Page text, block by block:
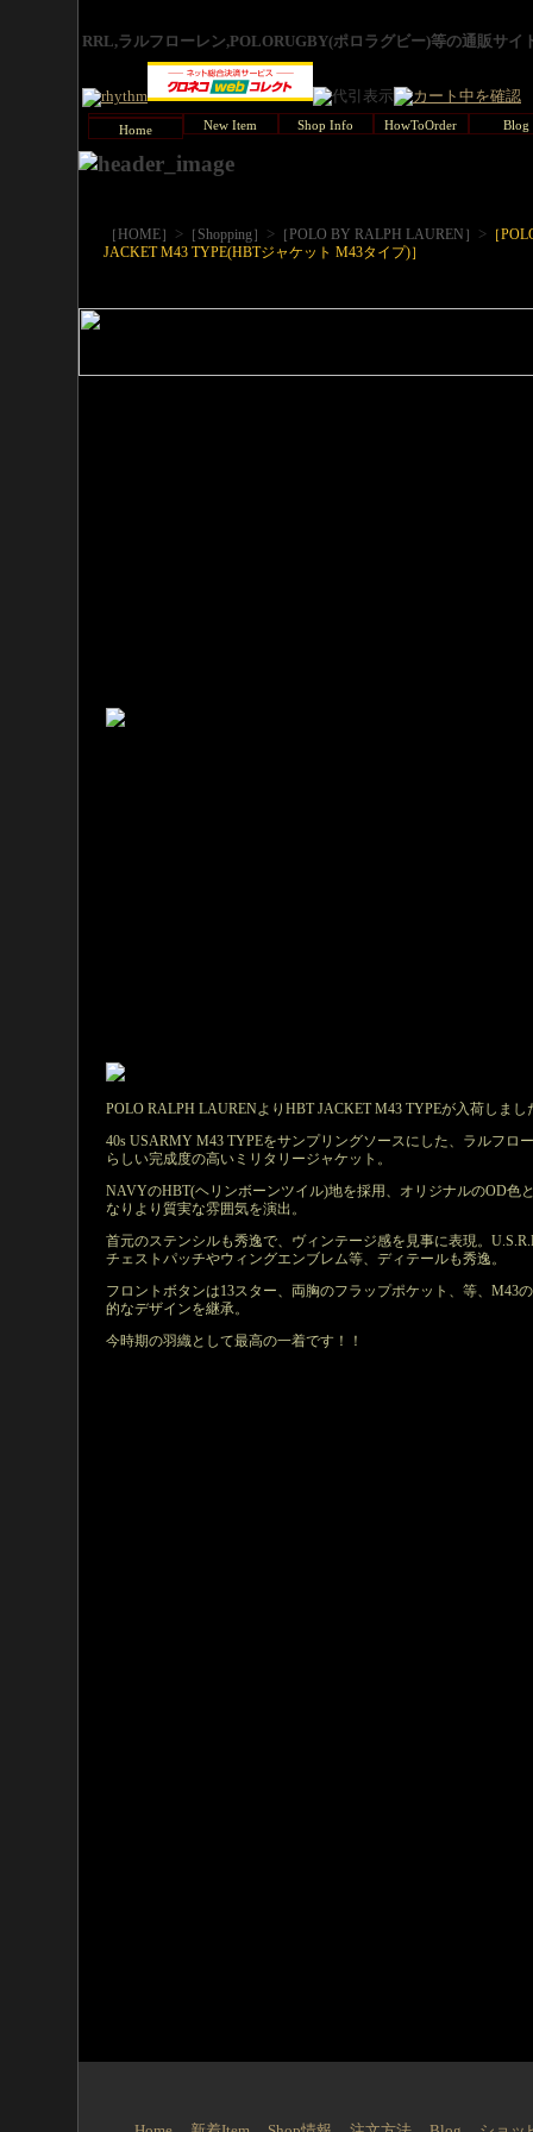
RRL,ラルフローレン,POLORUGBY(ポロラグビー)等の通販サ
Home New Item Shop Info HowToOrder Blog
［HOME］ > ［Shopping］ > ［POLO BY RALPH LAUREN］ > ［
JACKET M43 TYPE(HBTジャケット M43タイプ)］
POLO RALPH LAURENよりHBT JACKET M43 TYPEが入荷しまし
40s USARMY M43 TYPEをサンプリングソースにした、ラルフロ
らしい完成度の高いミリタリージャケット。
NAVYのHBT(ヘリンボーンツイル)地を採用、オリジナルのOD色
なりより質実な雰囲気を演出。
首元のステンシルも秀逸で、ヴィンテージ感を見事に表現。
チェストパッチやウィングエンブレム等、ディテールも秀逸。
フロントボタンは13スター、両胸のフラップポケット、等、M43
的なデザインを継承。
今時期の羽織として最高の一着です！！